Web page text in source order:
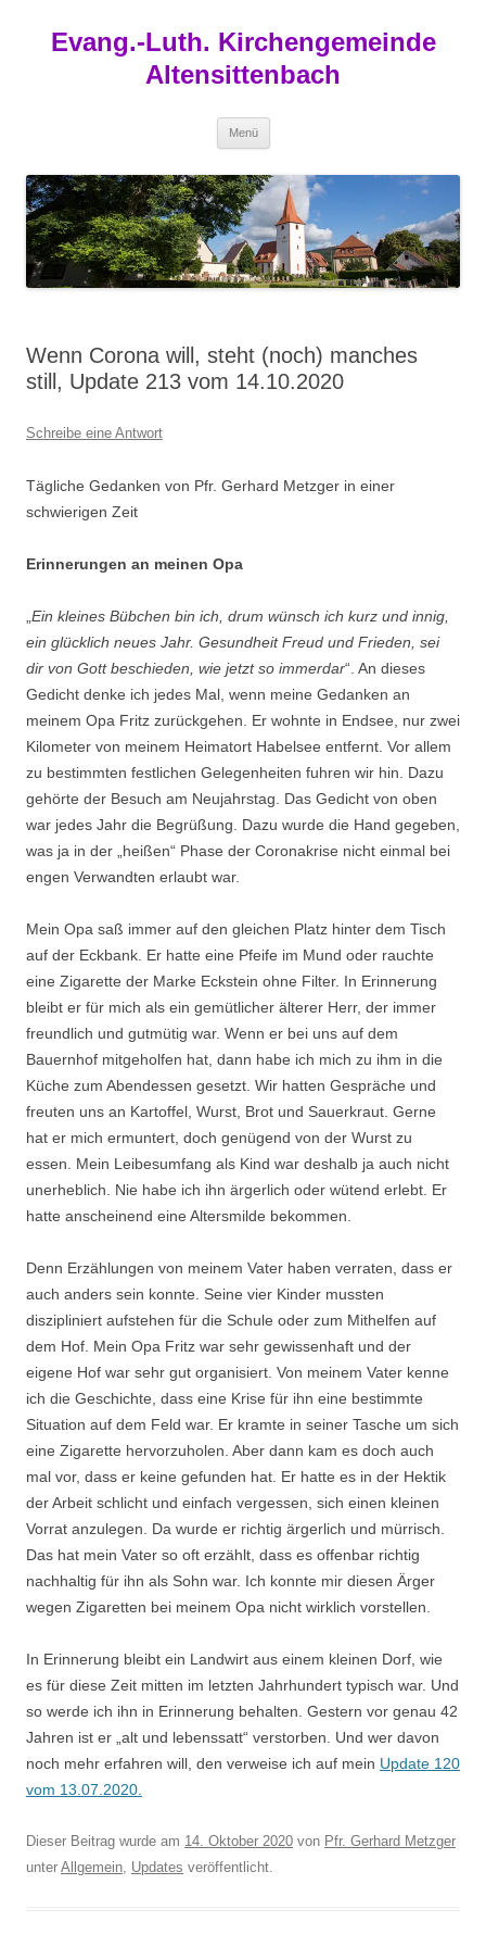
springen
Evang.-Luth. Kirchengemeinde
Altensittenbach
Menü
Wenn Corona will, steht (noch) manches
still, Update 213 vom 14.10.2020
Schreibe eine Antwort
Tägliche Gedanken von Pfr. Gerhard Metzger in einer
schwierigen Zeit
Erinnerungen an meinen Opa
„Ein kleines Bübchen bin ich, drum wünsch ich kurz und innig,
ein glücklich neues Jahr. Gesundheit Freud und Frieden, sei
dir von Gott beschieden, wie jetzt so immerdar“. An dieses
Gedicht denke ich jedes Mal, wenn meine Gedanken an
meinem Opa Fritz zurückgehen. Er wohnte in Endsee, nur zwei
Kilometer von meinem Heimatort Habelsee entfernt. Vor allem
zu bestimmten festlichen Gelegenheiten fuhren wir hin. Dazu
gehörte der Besuch am Neujahrstag. Das Gedicht von oben
war jedes Jahr die Begrüßung. Dazu wurde die Hand gegeben,
was ja in der „heißen“ Phase der Coronakrise nicht einmal bei
engen Verwandten erlaubt war.
Mein Opa saß immer auf den gleichen Platz hinter dem Tisch
auf der Eckbank. Er hatte eine Pfeife im Mund oder rauchte
eine Zigarette der Marke Eckstein ohne Filter. In Erinnerung
bleibt er für mich als ein gemütlicher älterer Herr, der immer
freundlich und gutmütig war. Wenn er bei uns auf dem
Bauernhof mitgeholfen hat, dann habe ich mich zu ihm in die
Küche zum Abendessen gesetzt. Wir hatten Gespräche und
freuten uns an Kartoffel, Wurst, Brot und Sauerkraut. Gerne
hat er mich ermuntert, doch genügend von der Wurst zu
essen. Mein Leibesumfang als Kind war deshalb ja auch nicht
unerheblich. Nie habe ich ihn ärgerlich oder wütend erlebt. Er
hatte anscheinend eine Altersmilde bekommen.
Denn Erzählungen von meinem Vater haben verraten, dass er
auch anders sein konnte. Seine vier Kinder mussten
diszipliniert aufstehen für die Schule oder zum Mithelfen auf
dem Hof. Mein Opa Fritz war sehr gewissenhaft und der
eigene Hof war sehr gut organisiert. Von meinem Vater kenne
ich die Geschichte, dass eine Krise für ihn eine bestimmte
Situation auf dem Feld war. Er kramte in seiner Tasche um sich
eine Zigarette hervorzuholen. Aber dann kam es doch auch
mal vor, dass er keine gefunden hat. Er hatte es in der Hektik
der Arbeit schlicht und einfach vergessen, sich einen kleinen
Vorrat anzulegen. Da wurde er richtig ärgerlich und mürrisch.
Das hat mein Vater so oft erzählt, dass es offenbar richtig
nachhaltig für ihn als Sohn war. Ich konnte mir diesen Ärger
wegen Zigaretten bei meinem Opa nicht wirklich vorstellen.
In Erinnerung bleibt ein Landwirt aus einem kleinen Dorf, wie
es für diese Zeit mitten im letzten Jahrhundert typisch war. Und
so werde ich ihn in Erinnerung behalten. Gestern vor genau 42
Jahren ist er „alt und lebenssatt“ verstorben. Und wer davon
noch mehr erfahren will, den verweise ich auf mein Update 120
vom 13.07.2020.
Dieser Beitrag wurde am 14. Oktober 2020 von Pfr. Gerhard Metzger
unter Allgemein, Updates veröffentlicht.